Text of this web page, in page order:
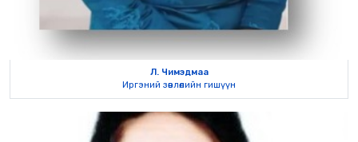
Л. Чимэдмаа
Иргэний зөвлөлийн гишүүн